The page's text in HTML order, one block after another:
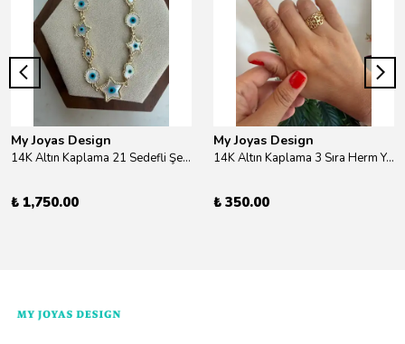
My Joyas Design
14K Altın Kaplama 21 Sedefli Şekiller Kolye 46cm
₺ 1,750.00
My Joyas Design
14K Altın Kaplama 3 Sıra Herm Yüzük Gold
₺ 350.00